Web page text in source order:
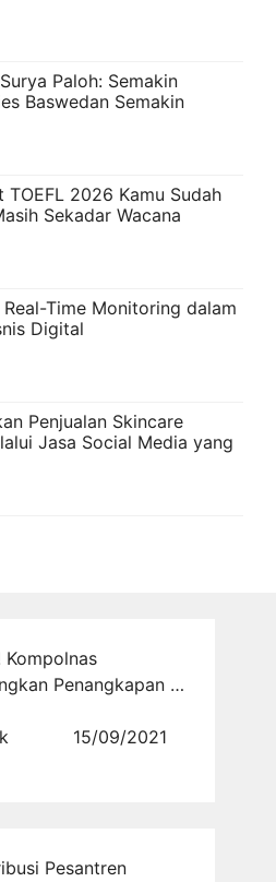
Paloh: Semakin
Baswedan Semakin
TOEFL 2026 Kamu Sudah
Sekadar Wacana
Time Monitoring dalam
Digital
Penjualan Skincare
Jasa Social Media yang
Kompolnas
Penangkapan 10
Jokowi dengan
15/09/2021
Pesantren